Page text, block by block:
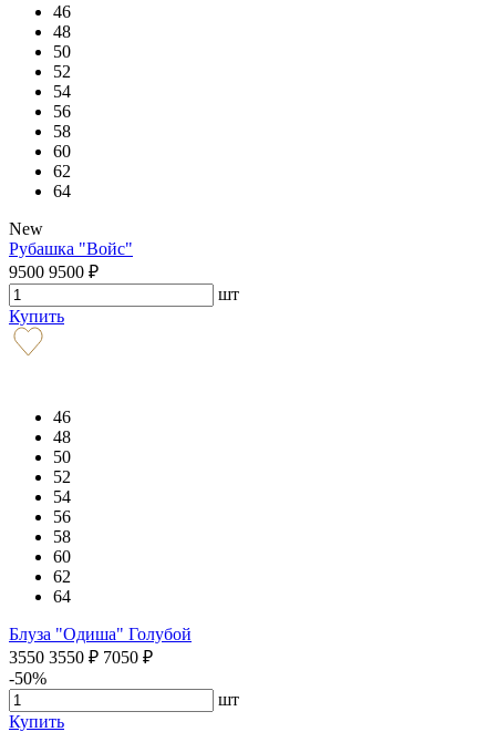
46
48
50
52
54
56
58
60
62
64
New
Рубашка "Войс"
9500 9500 ₽
шт
Купить
46
48
50
52
54
56
58
60
62
64
Блуза "Одиша" Голубой
3550 3550 ₽ 7050 ₽
-50%
шт
Купить